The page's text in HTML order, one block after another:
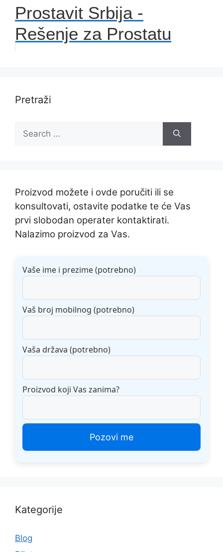
Prostavit Srbija -
Rešenje za Prostatu
Pretraži
for:
Proizvod možete i ovde poručiti ili se
konsultovati, ostavite podatke te će Vas
prvi slobodan operater kontaktirati.
Nalazimo proizvod za Vas.
Vaše ime i prezime (potrebno)
Vaš broj mobilnog (potrebno)
Vaša država (potrebno)
Proizvod koji Vas zanima?
Kategorije
Blog